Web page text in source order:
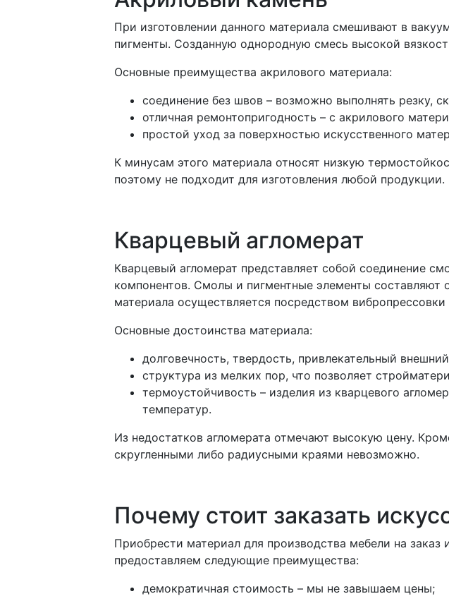
При изготовлении данного материала смешивают в
пигменты. Созданную однородную смесь высокой
Основные преимущества акрилового материала:
соединение без швов – возможно выполнять резку,
отличная ремонтопригодность – с акрилового
простой уход за поверхностью искусственного
К минусам этого материала относят низкую
поэтому не подходит для изготовления любой продукции.
Кварцевый агломерат
Кварцевый агломерат представляет собой соединение
компонентов. Смолы и пигментные элементы составляют
материала осуществляется посредством
Основные достоинства материала:
долговечность, твердость, привлекательный
структура из мелких пор, что позволяет
термоустойчивость – изделия из кварцевого
температур.
Из недостатков агломерата отмечают высокую цену.
скругленными либо радиусными краями невозможно.
Почему стоит заказать
Приобрести материал для производства мебели на
предоставляем следующие преимущества:
демократичная стоимость – мы не завышаем цены;